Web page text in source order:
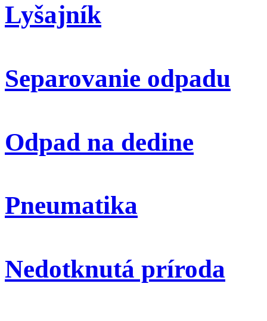
Lyšajník
Separovanie odpadu
Odpad na dedine
Pneumatika
Nedotknutá príroda